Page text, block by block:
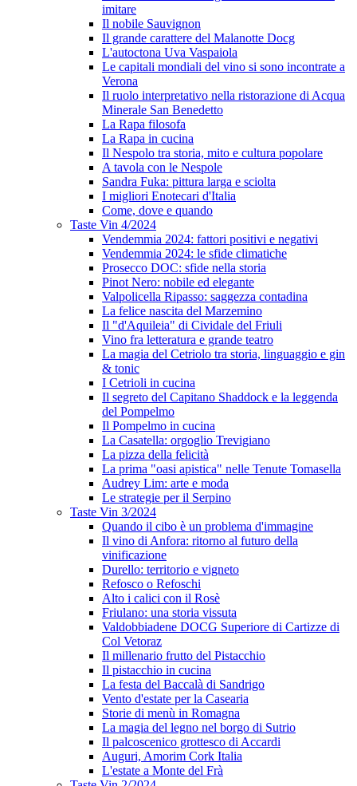
imitare
Il nobile Sauvignon
Il grande carattere del Malanotte Docg
L'autoctona Uva Vaspaiola
Le capitali mondiali del vino si sono incontrate a
Verona
Il ruolo interpretativo nella ristorazione di Acqua
Minerale San Benedetto
La Rapa filosofa
La Rapa in cucina
Il Nespolo tra storia, mito e cultura popolare
A tavola con le Nespole
Sandra Fuka: pittura larga e sciolta
I migliori Enotecari d'Italia
Come, dove e quando
Taste Vin 4/2024
Vendemmia 2024: fattori positivi e negativi
Vendemmia 2024: le sfide climatiche
Prosecco DOC: sfide nella storia
Pinot Nero: nobile ed elegante
Valpolicella Ripasso: saggezza contadina
La felice nascita del Marzemino
Il "d'Aquileia" di Cividale del Friuli
Vino fra letteratura e grande teatro
La magia del Cetriolo tra storia, linguaggio e gin
& tonic
I Cetrioli in cucina
Il segreto del Capitano Shaddock e la leggenda
del Pompelmo
Il Pompelmo in cucina
La Casatella: orgoglio Trevigiano
La pizza della felicità
La prima "oasi apistica" nelle Tenute Tomasella
Audrey Lim: arte e moda
Le strategie per il Serpino
Taste Vin 3/2024
Quando il cibo è un problema d'immagine
Il vino di Anfora: ritorno al futuro della
vinificazione
Durello: territorio e vigneto
Refosco o Refoschi
Alto i calici con il Rosè
Friulano: una storia vissuta
Valdobbiadene DOCG Superiore di Cartizze di
Col Vetoraz
Il millenario frutto del Pistacchio
Il pistacchio in cucina
La festa del Baccalà di Sandrigo
Vento d'estate per la Casearia
Storie di menù in Romagna
La magia del legno nel borgo di Sutrio
Il palcoscenico grottesco di Accardi
Auguri, Amorim Cork Italia
L'estate a Monte del Frà